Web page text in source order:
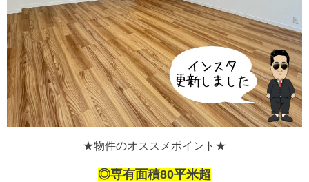
★物件のオススメポイント★
◎専有面積80平米超